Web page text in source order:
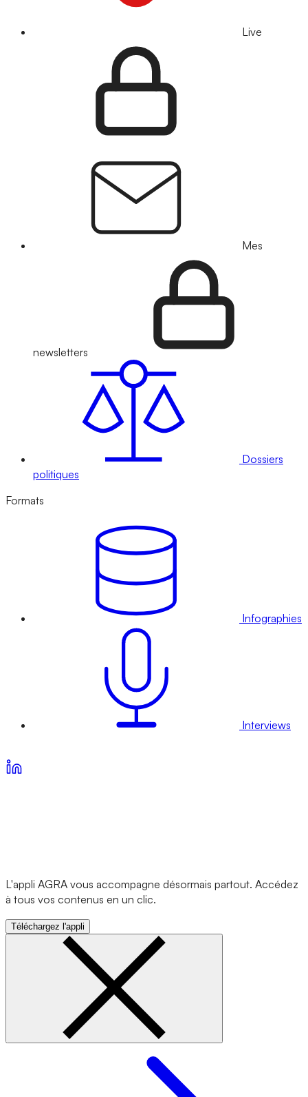
Live
Mes
newsletters
Dossiers
politiques
Formats
Infographies
Interviews
L'appli AGRA vous accompagne désormais partout. Accédez
à tous vos contenus en un clic.
Téléchargez l'appli